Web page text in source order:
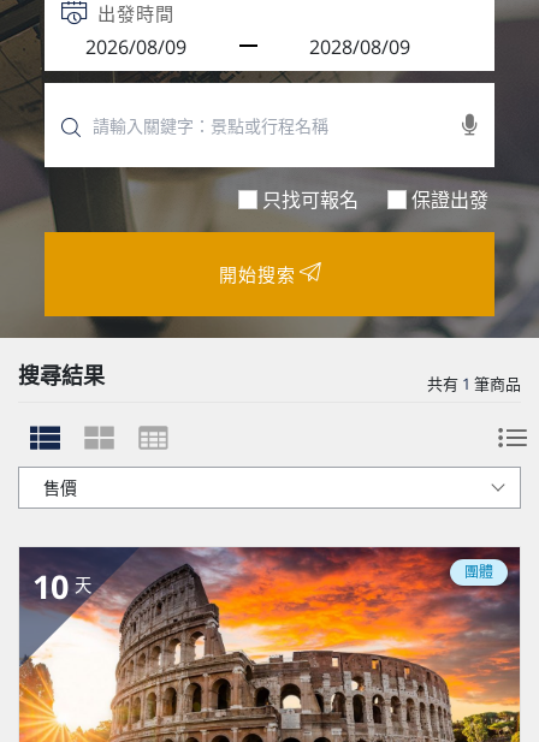
出發時間
只找可報名 保證出發
開始搜索
搜尋結果 共有 1 筆商品
10 天
團體